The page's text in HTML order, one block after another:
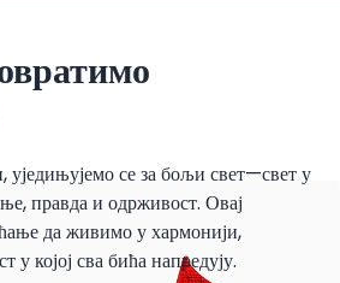
се за бољи свет—свет у
правда и одрживост. Овај
да живимо у хармонији,
у којој сва бића напредују.